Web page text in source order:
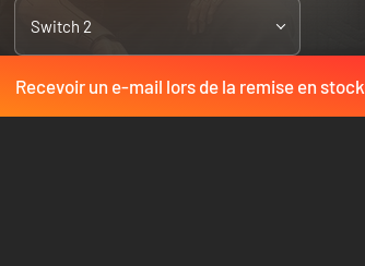
Switch 2
Recevoir un e-mail lors de la remise en stock